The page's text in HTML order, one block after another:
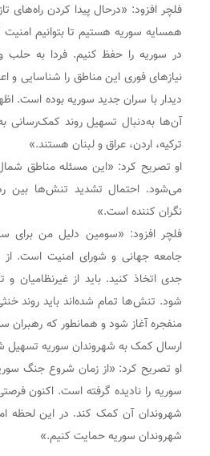
فلچر افزود: «درحال پیدا کردن راه‌های
همسایه سوریه هستیم تا بتوانیم
در سوریه را حفظ کنیم. فردا به
نیازهای فوری این مناطق را شناسایی و
دیدار با سران جدید سوریه بوده است.
آن‌ها به‌دنبال تسهیل روند کمک‌رسانی
ترکیه، اردن، عراق و لبنان هستند.»
او تصریح کرد: «این مسئله مناطق
می‌شود. احتمال تشدید تنش‌ها بین
نگران کننده‌ است.»
فلچر افزود: «سومین دلیل من برای
جامعه جهانی و شورای امنیت است. از
جدی اتخاذ کنید. باید از غیرنظامیان
شود. تنش‌ها تمام شده‌اند باید روند
منفجره آغاز شود و همانطور که رهبران
ارسال کمک به شهروندان سوریه تسهیل
او تصریح کرد: «از زمان شروع جنگ
سوریه را نادیده گرفته است. اکنون
شهروندان آن کمک کند. در این لحظه
شهروندان سوریه حمایت کنیم.»